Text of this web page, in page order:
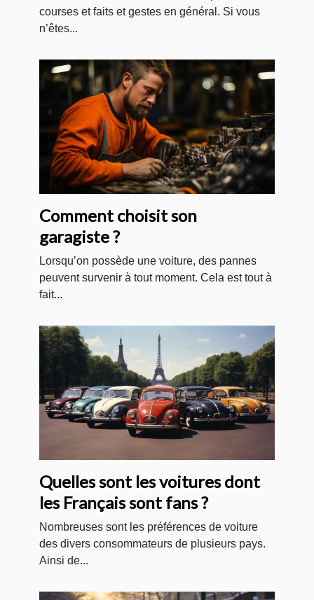
courses et faits et gestes en général. Si vous
n’êtes...
Comment choisit son
garagiste ?
Lorsqu’on possède une voiture, des pannes
peuvent survenir à tout moment. Cela est tout à
fait...
Quelles sont les voitures dont
les Français sont fans ?
Nombreuses sont les préférences de voiture
des divers consommateurs de plusieurs pays.
Ainsi de...